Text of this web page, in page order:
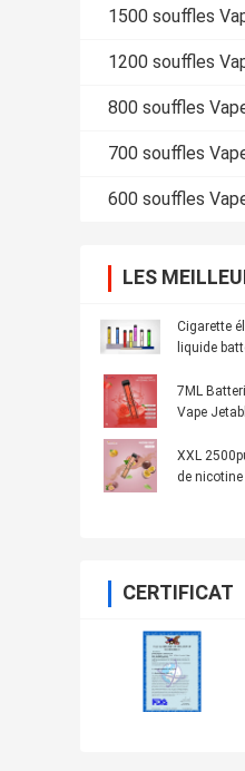
1500 souffles
1200 souffles
800 souffles
700 souffles
600 souffles
LES
Cigarette
liquide
7ML
Vape
XXL
de
CERTIFICAT